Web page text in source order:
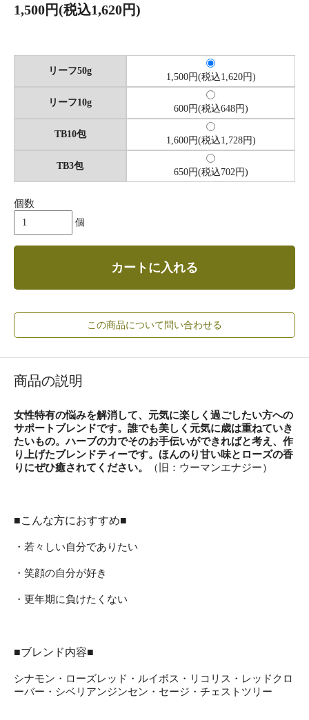
1,500円(税込1,620円)
リーフ50g
リーフ10g
TB10包
TB3包
1,500円(税込1,620円)
600円(税込648円)
1,600円(税込1,728円)
650円(税込702円)
個数
個
カートに入れる
この商品について問い合わせる
商品の説明
女性特有の悩みを解消して、元気に楽しく過ごしたい方への
サポートブレンドです。誰でも美しく元気に歳は重ねていき
たいもの。ハーブの力でそのお手伝いができればと考え、作
り上げたブレンドティーです。ほんのり甘い味とローズの香
りにぜひ癒されてください。
（旧：ウーマンエナジー）
■こんな方におすすめ■
・若々しい自分でありたい
・笑顔の自分が好き
・更年期に負けたくない
■ブレンド内容■
シナモン・ローズレッド・ルイボス・リコリス・レッドクロ
ーバー・シベリアンジンセン・セージ・チェストツリー